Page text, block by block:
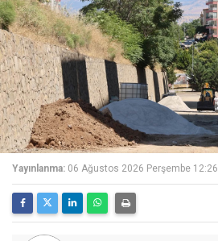
Yayınlanma: 06 Ağustos 2026 Perşembe 12:26